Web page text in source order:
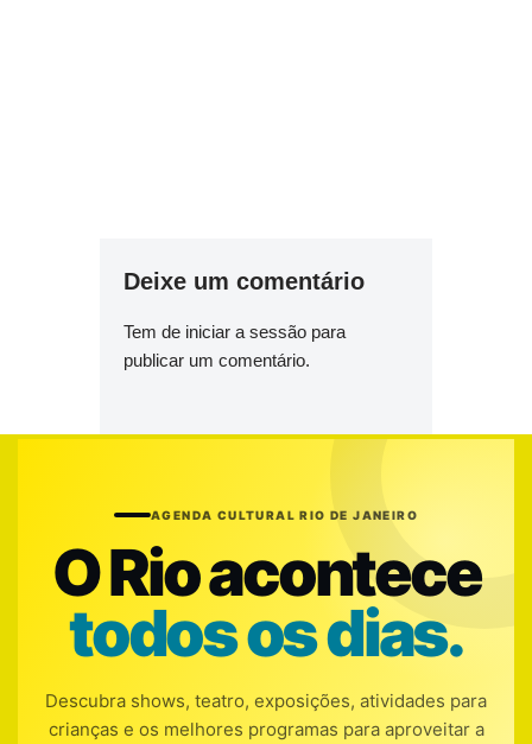
Deixe um comentário
Tem de iniciar a sessão para
publicar um comentário.
AGENDA CULTURAL RIO DE JANEIRO
O Rio acontece
todos os dias.
Descubra shows, teatro, exposições, atividades para
crianças e os melhores programas para aproveitar a